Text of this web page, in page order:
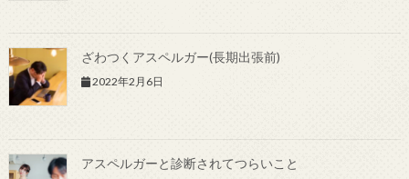
ざわつくアスペルガー(長期出張前)
2022年2月6日
アスペルガーと診断されてつらいこと